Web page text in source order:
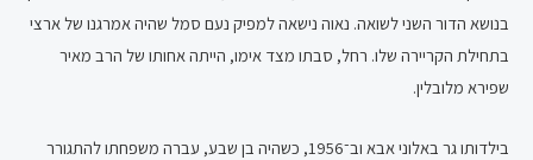
בנושא הדור השני לשואה. נאוה נישאה למפיק נעם סמל שהיה אמרגנו של ארצי
בתחילת הקריירה שלו. רחל, סבתו מצד אימו, הייתה אחותו של הרב מאיר
שפירא מלובלין.
בילדותו גר באלוני אבא וב־1956, כשהיה בן שבע, עברה משפחתו להתגורר